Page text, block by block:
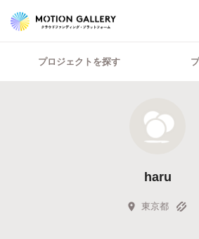
プロジェクトを探す
haru
東京都